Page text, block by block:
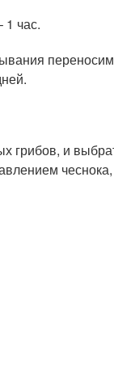
1 час.
грибов, и